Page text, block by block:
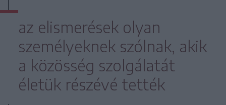
az elismerések olyan
személyeknek szólnak, akik
a közösség szolgálatát
életük részévé tették